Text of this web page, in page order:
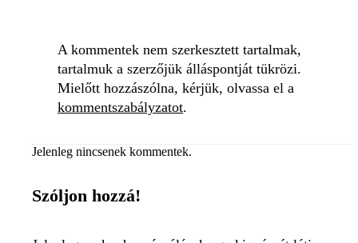
A kommentek nem szerkesztett tartalmak,
tartalmuk a szerzőjük álláspontját tükrözi.
Mielőtt hozzászólna, kérjük, olvassa el a
kommentszabályzatot.
Jelenleg nincsenek kommentek.
Szóljon hozzá!